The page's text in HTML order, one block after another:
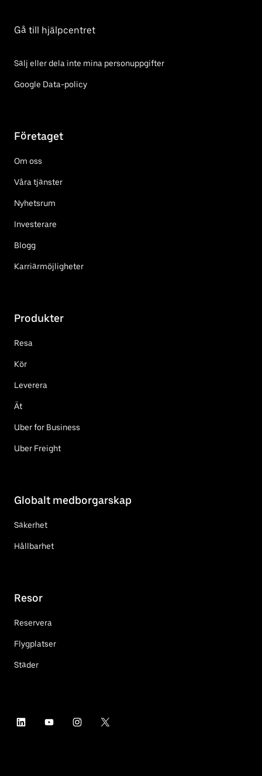
Gå till hjälpcentret
Sälj eller dela inte mina personuppgifter
Google Data-policy
Företaget
Om oss
Våra tjänster
Nyhetsrum
Investerare
Blogg
Karriärmöjligheter
Produkter
Resa
Kör
Leverera
Ät
Uber for Business
Uber Freight
Globalt medborgarskap
Säkerhet
Hållbarhet
Resor
Reservera
Flygplatser
Städer